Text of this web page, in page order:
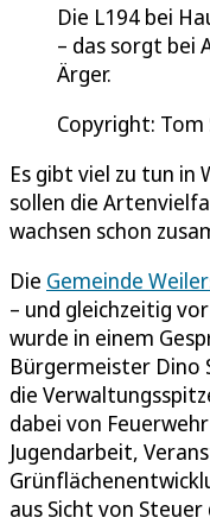
Die L194 bei
– das sorgt bei
Ärger.
Copyright: Tom
Es gibt viel zu tun in
sollen die
wachsen schon
Die Gemeinde
– und gleichzeitig
wurde in einem
Bürgermeister Dino
die
dabei von
Jugendarbeit,
aus Sicht von